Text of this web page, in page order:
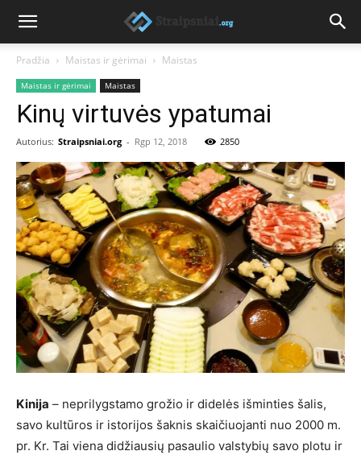
Pradžia Maistas ir gėrimai Maistas
Maistas ir gėrimai Maistas
Kinų virtuvės ypatumai
Autorius: Straipsniai.org - Rgp 12, 2018 2850
Kinija – neprilygstamo grožio ir didelės išminties šalis,
savo kultūros ir istorijos šaknis skaičiuojanti nuo 2000 m.
pr. Kr. Tai viena didžiausių pasaulio valstybių savo plotu ir